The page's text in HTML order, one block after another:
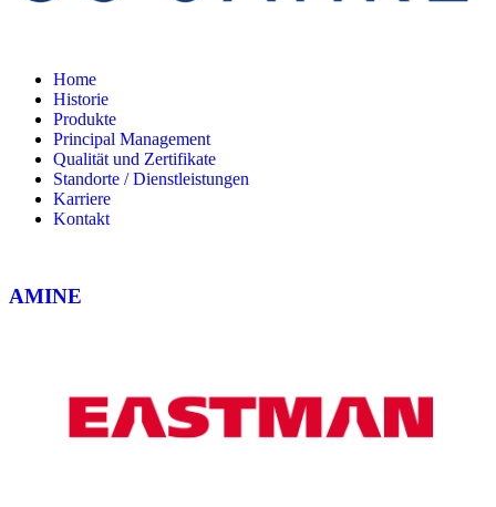
Home
Historie
Produkte
Principal Management
Qualität und Zertifikate
Standorte / Dienstleistungen
Karriere
Kontakt
AMINE